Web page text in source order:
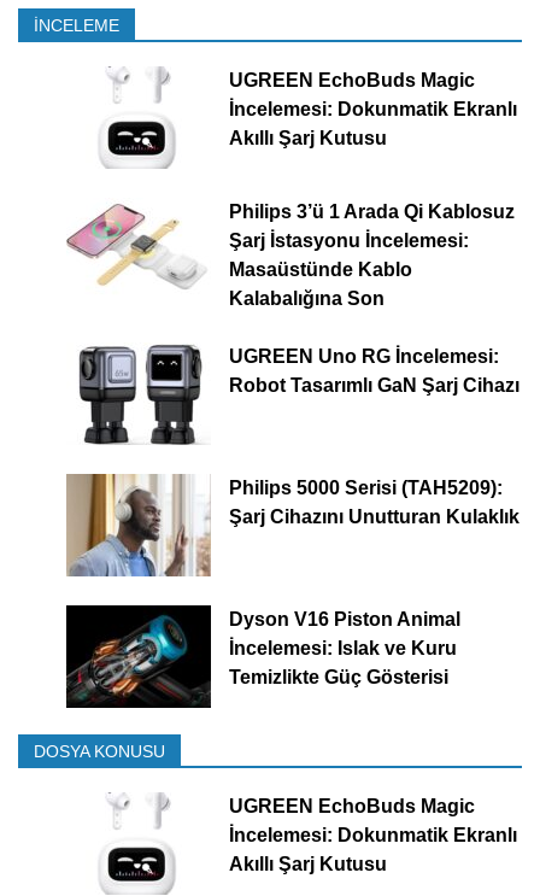
İNCELEME
UGREEN EchoBuds Magic
İncelemesi: Dokunmatik Ekranlı
Akıllı Şarj Kutusu
Philips 3’ü 1 Arada Qi Kablosuz
Şarj İstasyonu İncelemesi:
Masaüstünde Kablo
Kalabalığına Son
UGREEN Uno RG İncelemesi:
Robot Tasarımlı GaN Şarj Cihazı
Philips 5000 Serisi (TAH5209):
Şarj Cihazını Unutturan Kulaklık
Dyson V16 Piston Animal
İncelemesi: Islak ve Kuru
Temizlikte Güç Gösterisi
DOSYA KONUSU
UGREEN EchoBuds Magic
İncelemesi: Dokunmatik Ekranlı
Akıllı Şarj Kutusu